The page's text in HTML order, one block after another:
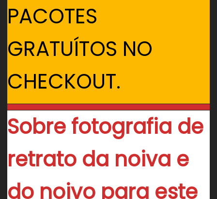
PACOTES
GRATUÍTOS NO
CHECKOUT.
Sobre fotografia de
retrato da noiva e
do noivo para este